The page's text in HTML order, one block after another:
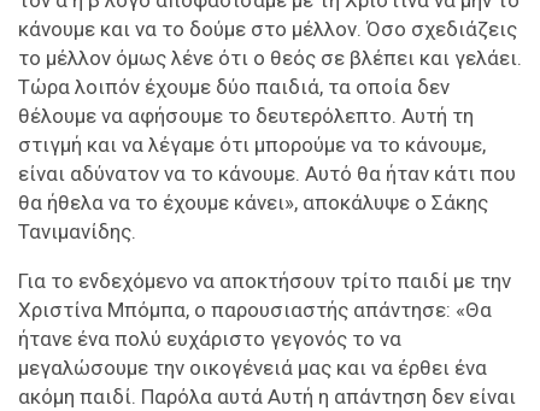
κάνουμε και να το δούμε στο μέλλον. Όσο σχεδιάζεις
το μέλλον όμως λένε ότι ο θεός σε βλέπει και γελάει.
Τώρα λοιπόν έχουμε δύο παιδιά, τα οποία δεν
θέλουμε να αφήσουμε το δευτερόλεπτο. Αυτή τη
στιγμή και να λέγαμε ότι μπορούμε να το κάνουμε,
είναι αδύνατον να το κάνουμε. Αυτό θα ήταν κάτι που
θα ήθελα να το έχουμε κάνει», αποκάλυψε ο Σάκης
Τανιμανίδης.
Για το ενδεχόμενο να αποκτήσουν τρίτο παιδί με την
Χριστίνα Μπόμπα, ο παρουσιαστής απάντησε: «Θα
ήτανε ένα πολύ ευχάριστο γεγονός το να
μεγαλώσουμε την οικογένειά μας και να έρθει ένα
ακόμη παιδί. Παρόλα αυτά Αυτή η απάντηση δεν είναι